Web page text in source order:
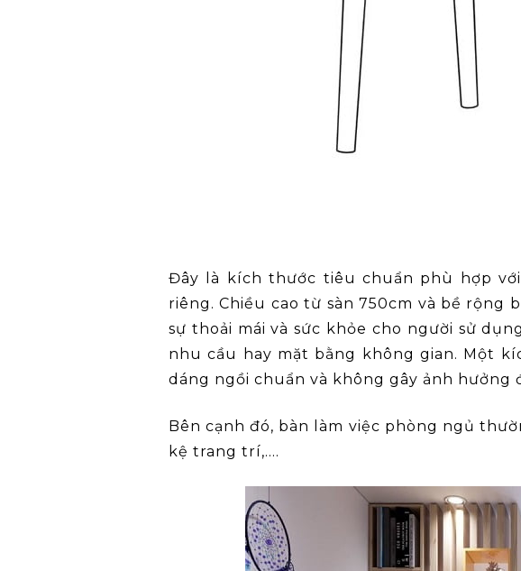
Đây là kích thước tiêu chuẩn phù hợp
riêng. Chiều cao từ sàn 750cm và bề
sự thoải mái và sức khỏe cho người sử
nhu cầu hay mặt bằng không gian. Một
dáng ngồi chuẩn và không gây ảnh hưởng
Bên cạnh đó, bàn làm việc phòng ngủ
kệ trang trí,….